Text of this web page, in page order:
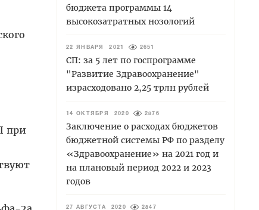
при
бюджета программы 14
высокозатратных нозологий
22 ЯНВАРЯ 2021 2651
СП: за 5 лет по госпрограмме
"Развитие Здравоохранение"
израсходовано 2,25 трлн рублей
14 ОКТЯБРЯ 2020 2876
Заключение о расходах бюджетов
бюджетной системы РФ по разделу
«Здравоохранение» на 2021 год и
на плановый период 2022 и 2023
годов
27 АВГУСТА 2020 2847